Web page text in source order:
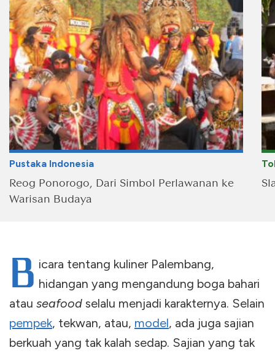
Pustaka Indonesia
Reog Ponorogo, Dari Simbol Perlawanan ke
Warisan Budaya
B icara tentang kuliner Palembang,
hidangan yang mengandung boga bahari
atau seafood selalu menjadi karakternya. Selain
pempek, tekwan, atau, model, ada juga sajian
berkuah yang tak kalah sedap. Sajian yang tak